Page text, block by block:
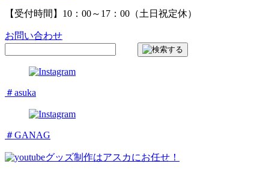
【受付時間】10：00～17：00（土日祝定休）
お問い合わせ
＃asuka
＃GANAG
グッズ制作はアスカにお任せ！